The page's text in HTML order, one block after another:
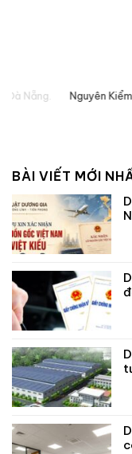
Nguyên Kiểm sát
BÀI VIẾT MỚI